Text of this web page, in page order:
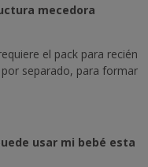
mecedora
el pack para recién
separado, para formar
usar mi bebé esta